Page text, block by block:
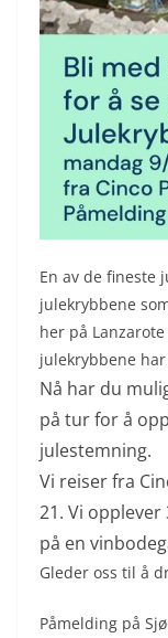
En av de fineste
julekrybbene
her på
julekrybbene
Nå har du
på tur for å
julestemning.
Vi reiser fra
21. Vi
på en
Gleder oss til å
Påmelding på